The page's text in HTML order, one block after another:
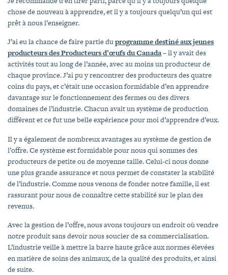
chose de nouveau à apprendre, et il y a toujours quelqu’un qui est
prêt à nous l’enseigner.
J’ai eu la chance de faire partie duprogramme destiné aux jeunes
producteurs des Producteurs d’œufs du Canada– il y avait des
activités tout au long de l’année, avec au moins un producteur de
chaque province. J’ai pu y rencontrer des producteurs des quatre
coins du pays, et c’était une occasion formidable d’en apprendre
davantage sur le fonctionnement des fermes ou des divers
domaines de l’industrie. Chacun avait un système de production
différent et ce fut une belle expérience pour moi d’apprendre d’eux.
Il y a également de nombreux avantages au système de gestion de
l’offre. Ce système est formidable pour nous qui sommes des
producteurs de petite ou de moyenne taille. Celui-ci nous donne
une plus grande assurance et nous permet de constater la stabilité
de l’industrie. Comme nous venons de fonder notre famille, il est
rassurant pour nous de connaître cette stabilité sur le plan des
revenus.
Avec la gestion de l’offre, nous avons toujours un endroit où vendre
notre produit sans devoir nous soucier de sa commercialisation.
L’industrie veille à mettre la barre haute grâce aux normes élevées
en matière de soins des animaux, de la qualité des produits, et ainsi
de suite.